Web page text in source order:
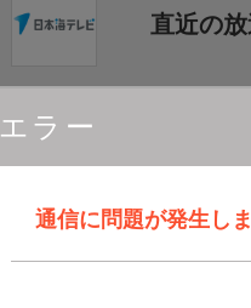
エラー
通信に問題が発生し
直近の